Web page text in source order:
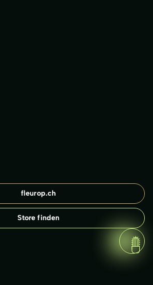
fleurop.ch
Store finden